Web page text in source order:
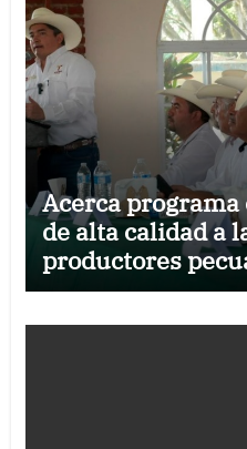
Acerca
de alta calidad a
productores